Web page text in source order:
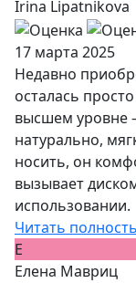
Irina Lipatnikova
17 марта 2025
Недавно
осталась
высшем уровне
натурально,
носить, он
вызывает
использовании.
Читать
Е
Елена Мавриц